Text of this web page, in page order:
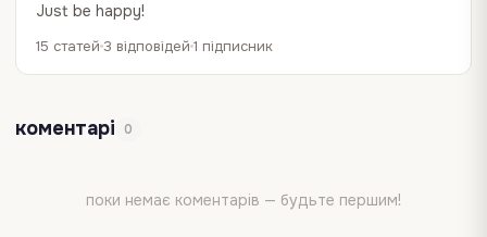
Just be happy!
15 статей 3 відповідей 1 підписник
коментарі 0
поки немає коментарів — будьте першим!